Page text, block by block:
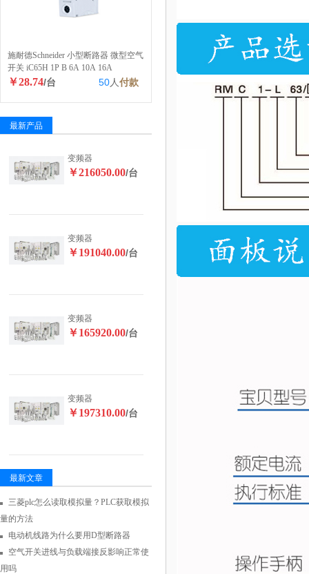
施耐德Schneider 小型断路器 微型空气
开关 iC65H 1P B 6A 10A 16A
￥28.74/台 50人付款
最新产品
变频器
￥216050.00/台
变频器
￥191040.00/台
变频器
￥165920.00/台
变频器
￥197310.00/台
最新文章
三菱plc怎么读取模拟量？PLC获取模拟
量的方法
电动机线路为什么要用D型断路器
空气开关进线与负载端接反影响正常使
用吗